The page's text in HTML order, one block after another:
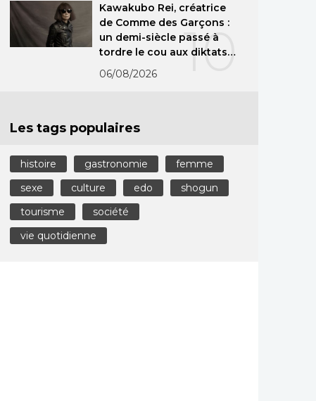
10
Kawakubo Rei, créatrice
de Comme des Garçons :
un demi-siècle passé à
tordre le cou aux diktats
de la mode
06/08/2026
Les tags populaires
histoire gastronomie
femme
sexe
culture edo
shogun
tourisme
société
vie quotidienne